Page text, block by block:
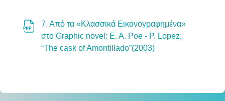
7. Από τα «Κλασσικά Εικονογραφημένα»
στο Graphic novel: E. A. Poe - P. Lopez,
“The cask of Amontillado”(2003)